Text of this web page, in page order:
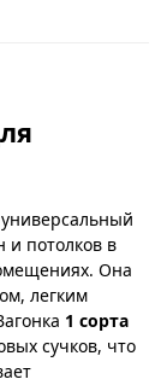
универсальный
и потолков в
Она
легким
1 сорта
сучков, что